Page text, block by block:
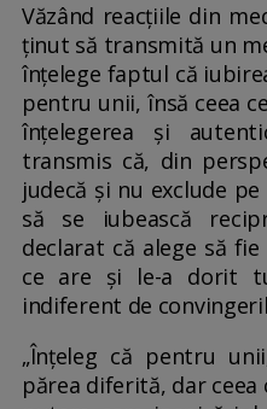
Văzând reacțiile din
ținut să transmită un
înțelege faptul că
pentru unii, însă ceea
înțelegerea și
transmis că, din
judecă și nu exclude
să se iubească
declarat că alege să
ce are și le-a dorit
indiferent de
„Înțeleg că pentru
părea diferită, dar ceea